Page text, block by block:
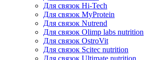
Для связок Hi-Tech
Для связок MyProtein
Для связок Nutrend
Для связок Olimp labs nutrition
Для связок OstroVit
Для связок Scitec nutrition
Для связок Ultimate nutrition